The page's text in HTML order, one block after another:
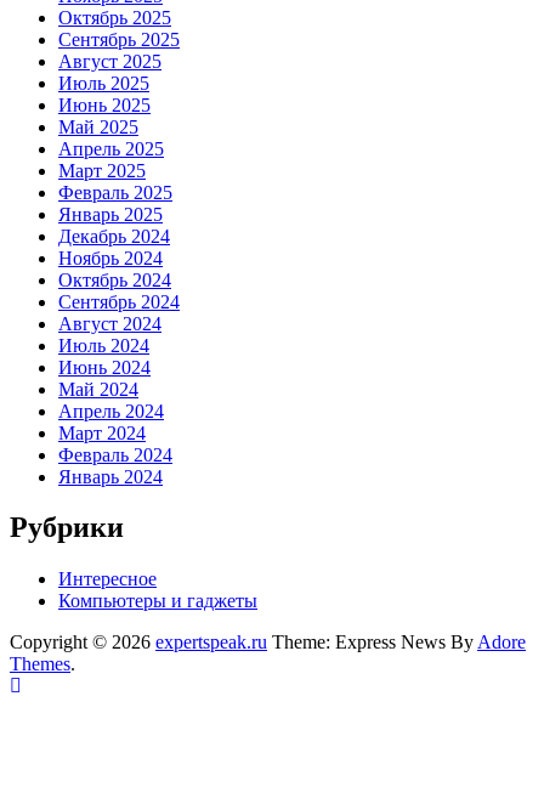
Октябрь 2025
Сентябрь 2025
Август 2025
Июль 2025
Июнь 2025
Май 2025
Апрель 2025
Март 2025
Февраль 2025
Январь 2025
Декабрь 2024
Ноябрь 2024
Октябрь 2024
Сентябрь 2024
Август 2024
Июль 2024
Июнь 2024
Май 2024
Апрель 2024
Март 2024
Февраль 2024
Январь 2024
Рубрики
Интересное
Компьютеры и гаджеты
Copyright © 2026 expertspeak.ru Theme: Express News By Adore
Themes.